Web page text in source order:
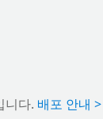
니다. 배포 안내 >